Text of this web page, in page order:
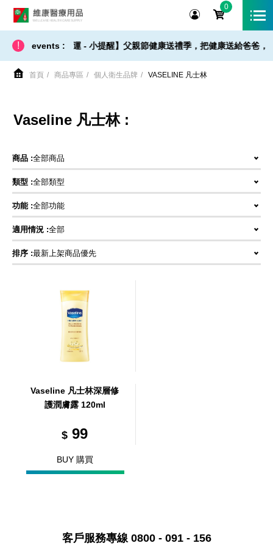
0
! events :
【 出貨 / 免運 - 小提醒】父親節健康送禮季，把健康送給爸爸
首頁 商品專區 個人衛生品牌 VASELINE 凡士林
Vaseline 凡士林 :
商品 :全部商品
類型 :全部類型
功能 :全部功能
適用情況 :全部
排序 :最新上架商品優先
Vaseline 凡士林深層修
護潤膚露 120ml
$ 99
BUY 購買
客戶服務專線 0800 - 091 - 156